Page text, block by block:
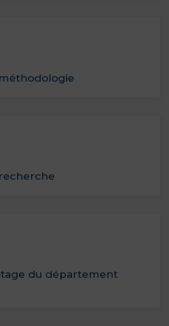
du département